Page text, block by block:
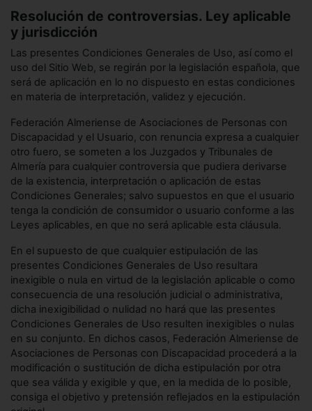
Resolución de controversias. Ley aplicable
y jurisdicción
Las presentes Condiciones Generales de Uso, así como el
uso del Sitio Web, se regirán por la legislación española, que
será de aplicación en lo no dispuesto en estas condiciones
en materia de interpretación, validez y ejecución.
Federación Almeriense de Asociaciones de Personas con
Discapacidad y el Usuario, con renuncia expresa a cualquier
otro fuero, se someten a los Juzgados y Tribunales de
Almería para cualquier controversia que pudiera derivarse
de la existencia, interpretación o aplicación de estas
Condiciones Generales; salvo supuestos en que el usuario
tenga la condición de consumidor o usuario conforme a las
Leyes aplicables, en que no será aplicable esta cláusula.
En el supuesto de que cualquier estipulación de las
presentes Condiciones Generales de Uso resultara
inexigible o nula en virtud de la legislación aplicable o como
consecuencia de una resolución judicial o administrativa,
dicha inexigibilidad o nulidad no hará que las presentes
Condiciones Generales de Uso resulten inexigibles o nulas
en su conjunto. En dichos casos, Federación Almeriense de
Asociaciones de Personas con Discapacidad procederá a la
modificación o sustitución de dicha estipulación por otra
que sea válida y exigible y que, en la medida de lo posible,
consiga el objetivo y pretensión reflejados en la estipulación